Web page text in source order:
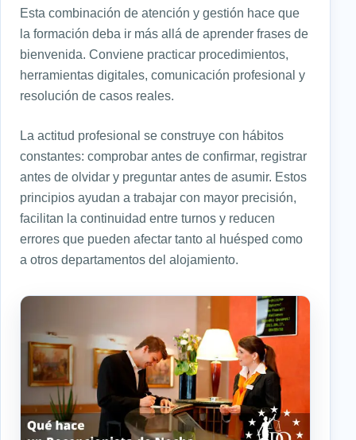
Esta combinación de atención y gestión hace que
la formación deba ir más allá de aprender frases de
bienvenida. Conviene practicar procedimientos,
herramientas digitales, comunicación profesional y
resolución de casos reales.
La actitud profesional se construye con hábitos
constantes: comprobar antes de confirmar, registrar
antes de olvidar y preguntar antes de asumir. Estos
principios ayudan a trabajar con mayor precisión,
facilitan la continuidad entre turnos y reducen
errores que pueden afectar tanto al huésped como
a otros departamentos del alojamiento.